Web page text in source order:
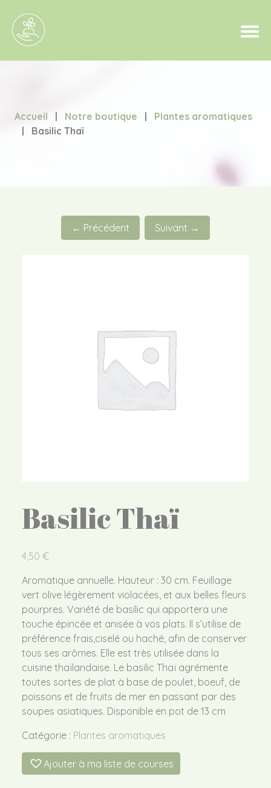
Accueil | Notre boutique |
Plantes aromatiques
|
Basilic Thaï
← Précédent Suivant →
Basilic Thaï
4,50 €
Aromatique annuelle. Hauteur : 30 cm. Feuillage
vert olive légèrement violacées, et aux belles fleurs
pourpres. Variété de basilic qui apportera une
touche épincée et anisée à vos plats. Il s’utilise de
préférence frais,ciselé ou haché, afin de conserver
tous ses arômes. Elle est très utilisée dans la
cuisine thaïlandaise. Le basilic Thaï agrémente
toutes sortes de plat à base de poulet, boeuf, de
poissons et de fruits de mer en passant par des
soupes asiatiques. Disponible en pot de 13 cm
Catégorie : Plantes aromatiques
Ajouter à ma liste de courses